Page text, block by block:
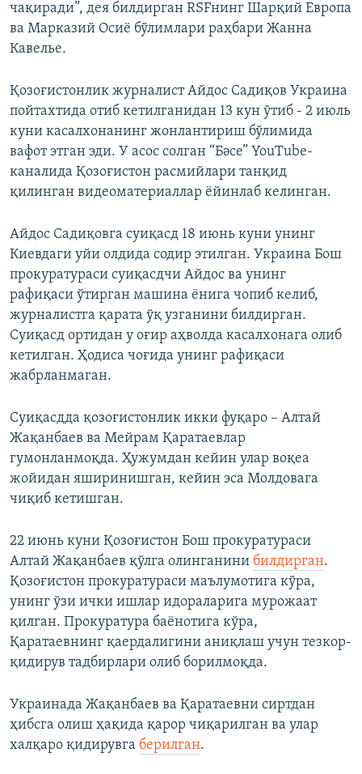
чақиради”, дея билдирган RSFнинг Шарқий Европа
ва Марказий Осиё бўлимлари раҳбари Жанна
Кавелье.
Қозоғистонлик журналист Айдос Садиқов Украина
пойтахтида отиб кетилганидан 13 кун ўтиб - 2 июль
куни касалхонанинг жонлантириш бўлимида
вафот этган эди. У асос солган “Бәсе” YouTube-
каналида Қозоғистон расмийлари танқид
қилинган видеоматериаллар ёйинлаб келинган.
Айдос Садиқовга суиқасд 18 июнь куни унинг
Киевдаги уйи олдида содир этилган. Украина Бош
прокуратураси суиқасдчи Айдос ва унинг
рафиқаси ўтирган машина ёнига чопиб келиб,
журналистга қарата ўқ узганини билдирган.
Суиқасд ортидан у оғир аҳволда касалхонага олиб
кетилган. Ҳодиса чоғида унинг рафиқаси
жабрланмаган.
Суиқасдда қозоғистонлик икки фуқаро – Алтай
Жақанбаев ва Мейрам Қаратаевлар
гумонланмоқда. Ҳужумдан кейин улар воқеа
жойидан яширинишган, кейин эса Молдовага
чиқиб кетишган.
22 июнь куни Қозоғистон Бош прокуратураси
Алтай Жақанбаев қўлга олинганини билдирган.
Қозоғистон прокуратураси маълумотига кўра,
унинг ўзи ички ишлар идораларига мурожаат
қилган. Прокуратура баёнотига кўра,
Қаратаевнинг қаердалигини аниқлаш учун тезкор-
қидирув тадбирлари олиб борилмоқда.
Украинада Жақанбаев ва Қаратаевни сиртдан
ҳибсга олиш ҳақида қарор чиқарилган ва улар
халқаро қидирувга берилган.